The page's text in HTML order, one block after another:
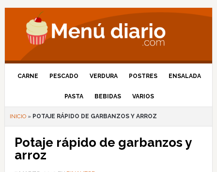
CARNE PESCADO VERDURA POSTRES ENSALADA
PASTA BEBIDAS VARIOS
INICIO» POTAJE RÁPIDO DE GARBANZOS Y ARROZ
Potaje rápido de garbanzos y
arroz